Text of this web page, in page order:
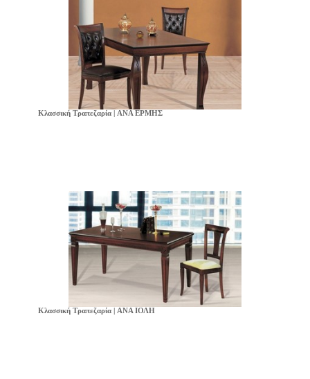
Κλασσική Τραπεζαρία | ANA ΕΡΜΗΣ
Κλασσική Τραπεζαρία | ANA ΙΟΛΗ